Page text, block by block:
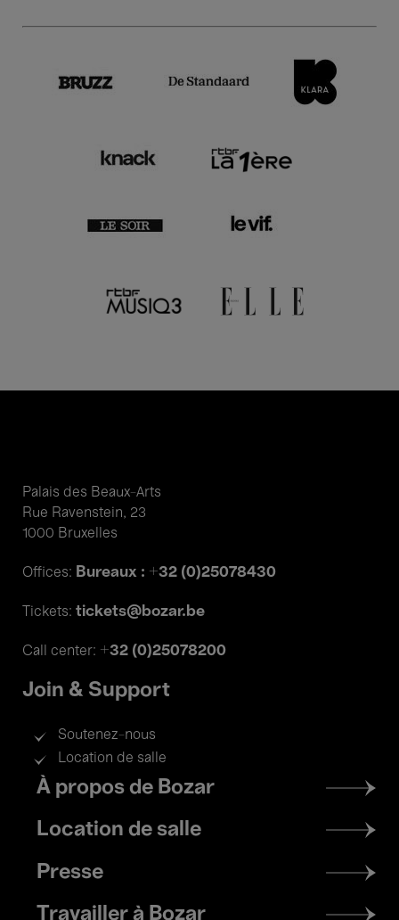
Palais des Beaux-Arts
Rue Ravenstein, 23
1000 Bruxelles
Offices: Bureaux : +32 (0)25078430
Tickets: tickets@bozar.be
Call center: +32 (0)25078200
Join & Support
Soutenez-nous
Location de salle
Footer
menu
À propos de Bozar
Location de salle
Presse
Travailler à Bozar